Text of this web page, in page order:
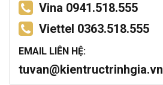
Vina 0941.518.555
Viettel 0363.518.555
EMAIL LIÊN HỆ:
tuvan@kientructrinhgia.vn